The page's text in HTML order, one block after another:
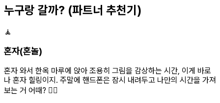
누구랑 갈까? (파트너 추천기)
🧘
혼자(혼놀)
혼자 와서 한옥 마루에 앉아 조용히 그림을 감상하는 시간, 이게 바로
나 혼자 힐링이지. 주말에 핸드폰은 잠시 내려두고 나만의 시간을 가져
보는 거 어때? 🧘‍♀️